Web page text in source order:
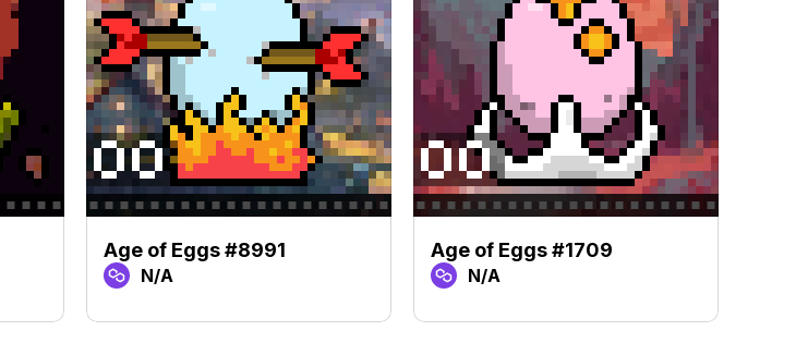
Age of Eggs #8991
N/A
Age of Eggs #1709
N/A